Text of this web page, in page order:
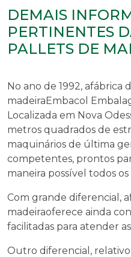
DEMAIS
PERTINENTES
PALLETS DE
No ano de 1992, afábrica
madeiraEmbacol
Localizada em Nova
metros quadrados de
maquinários de última
competentes, prontos
maneira possível todos
Com grande diferencial, a
madeiraoferece ainda
facilitadas para atender
Outro diferencial,